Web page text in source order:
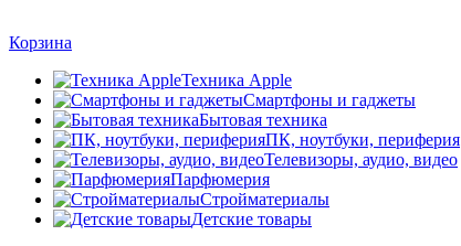
Корзина
Техника Apple
Смартфоны и гаджеты
Бытовая техника
ПК, ноутбуки, периферия
Телевизоры, аудио, видео
Парфюмерия
Стройматериалы
Детские товары